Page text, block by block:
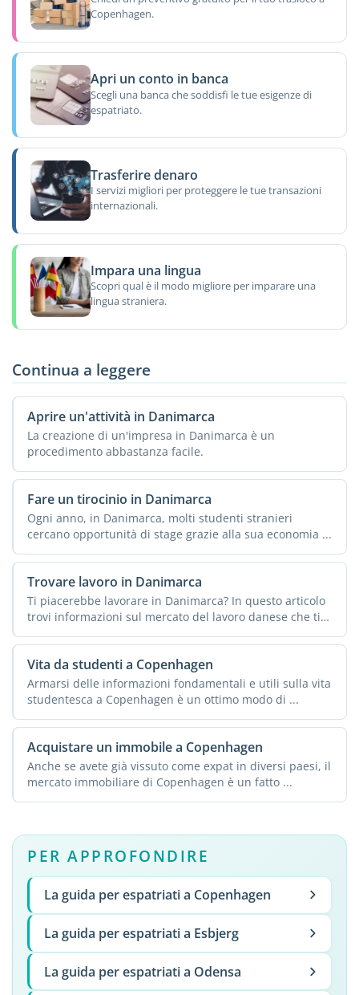
Copenhagen.
Apri un conto in banca
Scegli una banca che soddisfi le tue esigenze di
espatriato.
Trasferire denaro
I servizi migliori per proteggere le tue transazioni
internazionali.
Impara una lingua
Scopri qual è il modo migliore per imparare una
lingua straniera.
Continua a leggere
Aprire un'attività in Danimarca
La creazione di un'impresa in Danimarca è un
procedimento abbastanza facile.
Fare un tirocinio in Danimarca
Ogni anno, in Danimarca, molti studenti stranieri
cercano opportunità di stage grazie alla sua economia ...
Trovare lavoro in Danimarca
Ti piacerebbe lavorare in Danimarca? In questo articolo
trovi informazioni sul mercato del lavoro danese che ti
...
Vita da studenti a Copenhagen
Armarsi delle informazioni fondamentali e utili sulla vita
studentesca a Copenhagen è un ottimo modo di ...
Acquistare un immobile a Copenhagen
Anche se avete già vissuto come expat in diversi paesi, il
mercato immobiliare di Copenhagen è un fatto ...
PER APPROFONDIRE
La guida per espatriati a Copenhagen
La guida per espatriati a Esbjerg
La guida per espatriati a Odensa